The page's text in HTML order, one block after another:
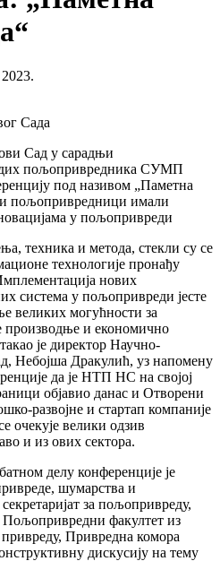
Сада
Сад у сарадњи
пољопривредника СУМП
под називом „Паметна
пољопривредници имали
у пољопривреди
техника и метода, стекли су се
технологије пронађу
нових
система у пољопривреди јесте
великих могућности за
и економично
је директор Научно-
Небојша Дракулић, уз напомену
да је НТП НС на својој
објавио данас и Отворени
развојне и стартап компаније
очекује велики одзив
и из ових сектора.
делу конференције је
шумарства и
за пољопривреду,
факултет из
Привредна комора
дискусију на тему